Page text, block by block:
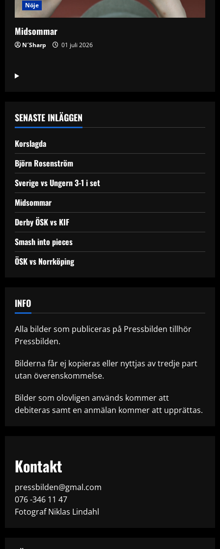
Nöje
Midsommar
N´Sharp 01 juli 2026
SENASTE INLÄGGEN
Korslagda
Björn Rosenström
Sverige vs Ungern 3-1 i set
Midsommar
Derby ÖSK vs KIF
Smash into pieces
ÖSK vs Norrköping
INFO
Alla bilder som publiceras på Pressbilden tillhör
Pressbilden.
Bilderna får ej kopieras eller nyttjas av tredje part
utan överenskommelse.
Bilder som olovligen används kommer att
debiteras samt en anmälan kommer att upprättas.
Kontakt
pressbilden@gmal.com
076 -346 11 47
Fotograf Niklas Lindahl